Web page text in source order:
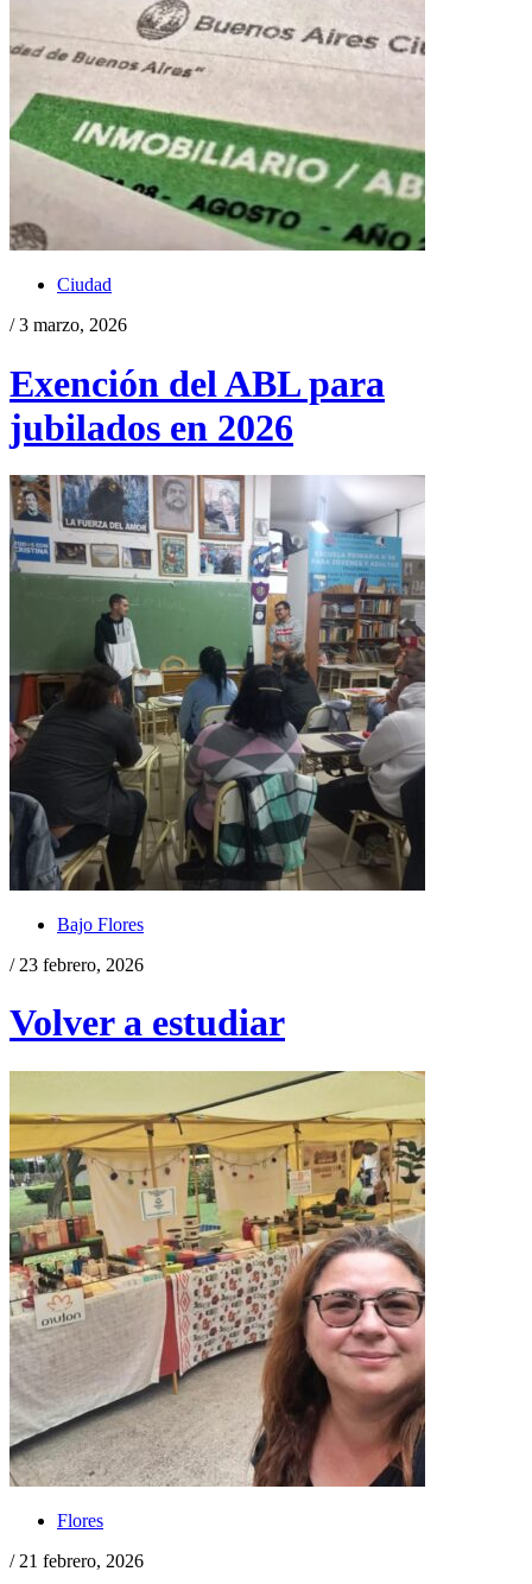
Ciudad
/ 3 marzo, 2026
Exención del ABL para
jubilados en 2026
Bajo Flores
/ 23 febrero, 2026
Volver a estudiar
Flores
/ 21 febrero, 2026